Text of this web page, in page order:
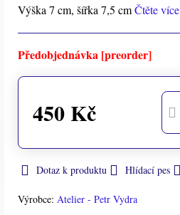
Výška 7 cm, šířka 7,5 cmČtěte více
Předobjednávka [preorder]
450 Kč
Dotaz k produktu Hlídací pes
Výrobce: Atelier - Petr Vydra